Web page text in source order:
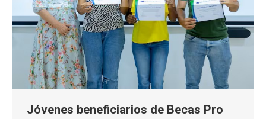
Jóvenes beneficiarios de Becas Pro